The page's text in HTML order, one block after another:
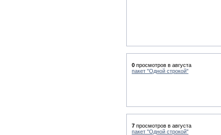
0 просмотров в августа
пакет "Одной строкой"
7 просмотров в августа
пакет "Одной строкой"